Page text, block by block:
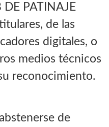
DE PATINAJE
de las
digitales, o
medios técnicos
reconocimiento.
de